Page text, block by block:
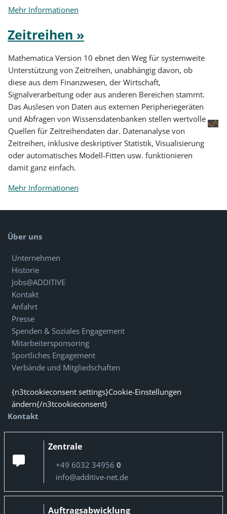
Mehr Informationen
Zeitreihen »
Mathematica Version 10 ebnet den Weg für systemweite
Unterstützung von Zeitreihen, unabhängig davon, ob
diese aus dem Finanzwesen, der Wirtschaft,
Signalverarbeitung oder aus anderen Bereichen stammt.
Das Auslesen von Daten aus externen Peripheriegeräten
und Abfragen von Wissensdatenbanken stellen wertvolle
Quellen für Zeitreihendaten dar. Datenanalyse von
Zeitreihen, inklusive deskriptiver Statistik, Visualisierung
oder automatisches Modell-Fitten usw. funktionieren
damit ganz einfach.
Mehr Informationen
Über uns
Unternehmen
Historie
Jobs@ADDITIVE
Kontakt
Anfahrt
Presse
Spenden & Soziales Engagement
Mitarbeitersponsoring
Sportliches Engagement
Verbände und Mitgliedschaften
{n3tcookieconsent settings}Cookie-Einstellungen
ändern{/n3tcookieconsent}
Kontakt
Zentrale
+49 6032 34956 0
info@additive-net.de
Auftragsabwicklung